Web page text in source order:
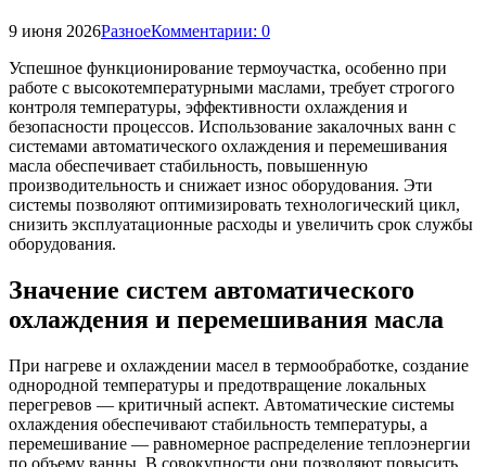
9 июня 2026РазноеКомментарии: 0
Успешное функционирование термоучастка, особенно при
работе с высокотемпературными маслами, требует строгого
контроля температуры, эффективности охлаждения и
безопасности процессов. Использование закалочных ванн с
системами автоматического охлаждения и перемешивания
масла обеспечивает стабильность, повышенную
производительность и снижает износ оборудования. Эти
системы позволяют оптимизировать технологический цикл,
снизить эксплуатационные расходы и увеличить срок службы
оборудования.
Значение систем автоматического
охлаждения и перемешивания масла
При нагреве и охлаждении масел в термообработке, создание
однородной температуры и предотвращение локальных
перегревов — критичный аспект. Автоматические системы
охлаждения обеспечивают стабильность температуры, а
перемешивание — равномерное распределение теплоэнергии
по объему ванны. В совокупности они позволяют повысить